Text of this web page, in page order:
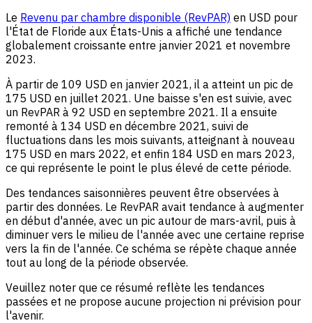
Le Revenu par chambre disponible (RevPAR) en USD pour
l'État de Floride aux États-Unis a affiché une tendance
globalement croissante entre janvier 2021 et novembre
2023.
À partir de 109 USD en janvier 2021, il a atteint un pic de
175 USD en juillet 2021. Une baisse s'en est suivie, avec
un RevPAR à 92 USD en septembre 2021. Il a ensuite
remonté à 134 USD en décembre 2021, suivi de
fluctuations dans les mois suivants, atteignant à nouveau
175 USD en mars 2022, et enfin 184 USD en mars 2023,
ce qui représente le point le plus élevé de cette période.
Des tendances saisonnières peuvent être observées à
partir des données. Le RevPAR avait tendance à augmenter
en début d'année, avec un pic autour de mars-avril, puis à
diminuer vers le milieu de l'année avec une certaine reprise
vers la fin de l'année. Ce schéma se répète chaque année
tout au long de la période observée.
Veuillez noter que ce résumé reflète les tendances
passées et ne propose aucune projection ni prévision pour
l'avenir.